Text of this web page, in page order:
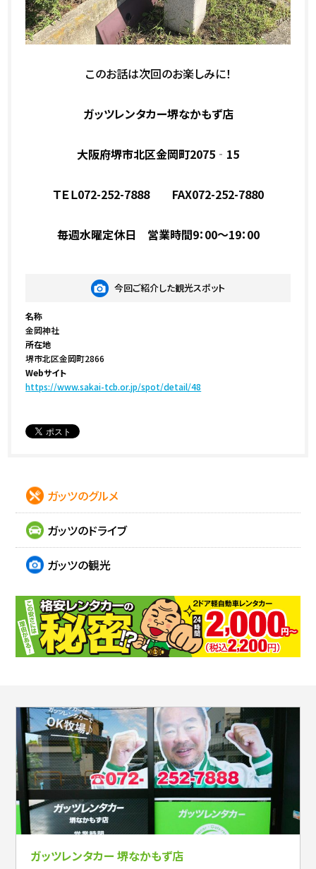
このお話は次回のお楽しみに！
ガッツレンタカー堺なかもず店
大阪府堺市北区金岡町2075‐15
ＴＥＬ072-252-7888 FAX072-252-7880
毎週水曜定休日 営業時間9：00～19：00
今回ご紹介した観光スポット
名称
金岡神社
所在地
堺市北区金岡町2866
Webサイト
https://www.sakai-tcb.or.jp/spot/detail/48
ガッツのグルメ
ガッツのドライブ
ガッツの観光
ガッツレンタカー 堺なかもず店